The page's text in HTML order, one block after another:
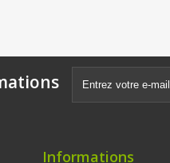
Informations